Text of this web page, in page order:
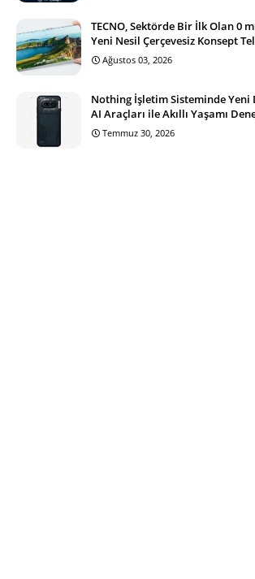
TECNO, Sektörde Bir İlk Olan 0
Yeni Nesil Çerçevesiz Konsept
Ağustos 03, 2026
Nothing İşletim Sisteminde Yeni
AI Araçları ile Akıllı Yaşamı
Temmuz 30, 2026